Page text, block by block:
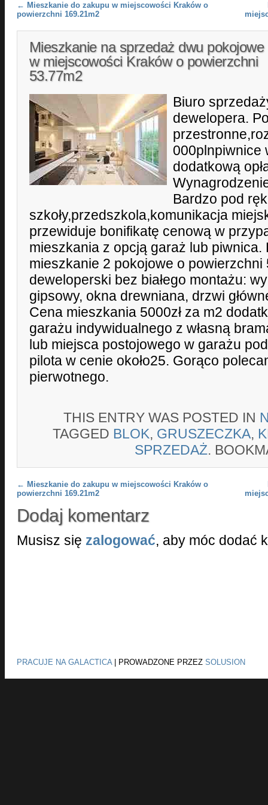
Post navigation
← Mieszkanie do zakupu w miejscowości Kraków o
powierzchni 169.21m2
Mieszkanie na sprzedaż dwu pokojowe
w miejscowości Kraków o powierzchni
53.77m2
Biuro
dewelopera.
000plnpiwnice
dodatkową
Bardzo pod
szkoły,przedszkola,komunikacja
przewiduje bonifikatę cenową w
mieszkania z opcją garaż lub piwnica.
mieszkanie 2 pokojowe o powierzchni
deweloperski bez białego montażu:
gipsowy, okna drewniana, drzwi
Cena mieszkania 5000zł za m2
garażu indywidualnego z własną
lub miejsca postojowego w garażu
pilota w cenie około25. Gorąco
pierwotnego.
THIS ENTRY WAS POSTED IN
TAGGED BLOK, GRUSZECZKA,
SPRZEDAŻ.
Post navigation
← Mieszkanie do zakupu w miejscowości Kraków o
powierzchni 169.21m2
Dodaj komentarz
Musisz się zalogować, aby móc dodać
PRACUJE NA GALACTICA| PROWADZONE PRZEZ SOLUSION